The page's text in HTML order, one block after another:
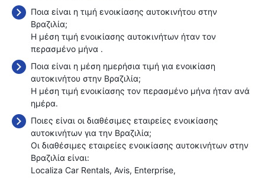
Ποια είναι η τιμή ενοικίασης αυτοκινήτου στην
Βραζιλία;
Η μέση τιμή ενοικίασης αυτοκινήτων ήταν τον
περασμένο μήνα .
Ποια είναι η μέση ημερήσια τιμή για ενοικίαση
αυτοκινήτου στην Βραζιλία;
Η μέση τιμή ενοικίασης τον περασμένο μήνα ήταν ανά
ημέρα.
Ποιες είναι οι διαθέσιμες εταιρείες ενοικίασης
αυτοκινήτων για την Βραζιλία;
Οι διαθέσιμες εταιρείες ενοικίασης αυτοκινήτων στην
Βραζιλία είναι:
Localiza Car Rentals Avis Enterprise